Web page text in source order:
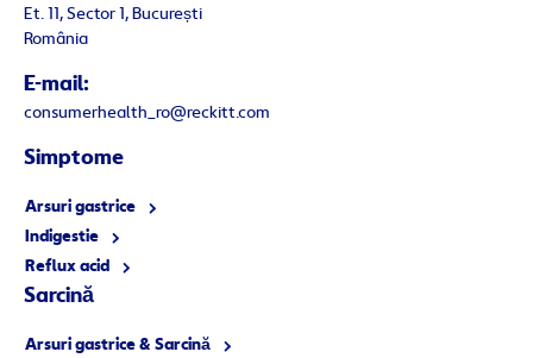
Et. 11, Sector 1, București
România
E-mail:
consumerhealth_ro@reckitt.com
Simptome
Arsuri gastrice
Indigestie
Reflux acid
Sarcină
Arsuri gastrice & Sarcină